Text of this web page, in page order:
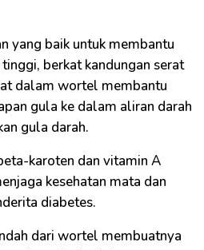
yang baik untuk membantu
berkat kandungan serat
dalam wortel membantu
gula ke dalam aliran darah
gula darah.
karoten dan vitamin A
kesehatan mata dan
diabetes.
dari wortel membuatnya